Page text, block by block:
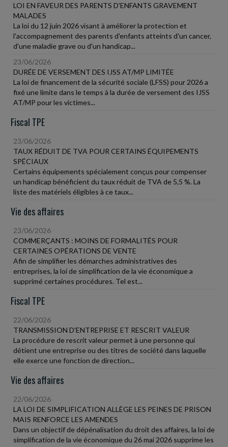
LOI EN FAVEUR DES PARENTS D'ENFANTS GRAVEMENT
MALADES
La loi du 12 juin 2026 visant à améliorer la protection et
l'accompagnement des parents d'enfants atteints d'un cancer,
d'une maladie grave ou d'un handicap...
23/06/2026
DURÉE DE VERSEMENT DES IJSS AT/MP LIMITÉE
La loi de financement de la sécurité sociale (LFSS) pour 2026 a
fixé une limite dans le temps à la durée de versement des IJSS
AT/MP pour les victimes...
Fiscal TPE
23/06/2026
TAUX RÉDUIT DE TVA POUR CERTAINS ÉQUIPEMENTS
SPÉCIAUX
Certains équipements spécialement conçus pour compenser
un handicap bénéficient du taux réduit de TVA de 5,5 %. La
liste des matériels éligibles à ce taux...
Vie des affaires
23/06/2026
COMMERÇANTS : MOINS DE FORMALITÉS POUR
CERTAINES OPÉRATIONS DE VENTE
Afin de simplifier les démarches administratives des
entreprises, la loi de simplification de la vie économique a
supprimé certaines procédures. Tel est...
Fiscal TPE
22/06/2026
TRANSMISSION D'ENTREPRISE ET RESCRIT VALEUR
La procédure de rescrit valeur permet à une personne qui
détient une entreprise ou des titres de société dans laquelle
elle exerce une fonction de direction...
Vie des affaires
22/06/2026
LA LOI DE SIMPLIFICATION ALLÈGE LES PEINES DE PRISON
MAIS RENFORCE LES AMENDES
Dans un objectif de dépénalisation du droit des affaires, la loi de
simplification de la vie économique du 26 mai 2026 supprime les